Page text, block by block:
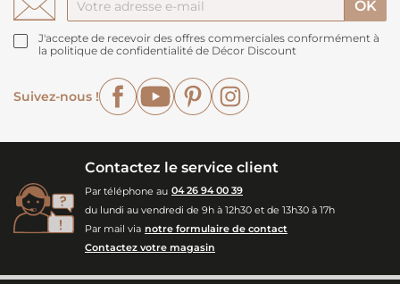
J'accepte de recevoir des offres commerciales conformément à
la politique de confidentialité de Décor Discount
Suivez-nous !
FacebookYouTubePinterest
Contactez le service client
Par téléphone au 04 26 94 00 39
du lundi au vendredi de 9h à 12h30 et de 13h30 à 17h
Par mail via notre formulaire de contact
Contactez votre magasin